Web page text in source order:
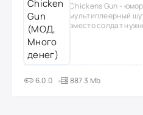
Chickens Gun -
мультиплеерный
вместо солдат
6.0.0 887.3 Mb